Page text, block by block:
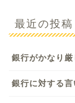
最近の投稿
銀行がかなり
銀行に対する